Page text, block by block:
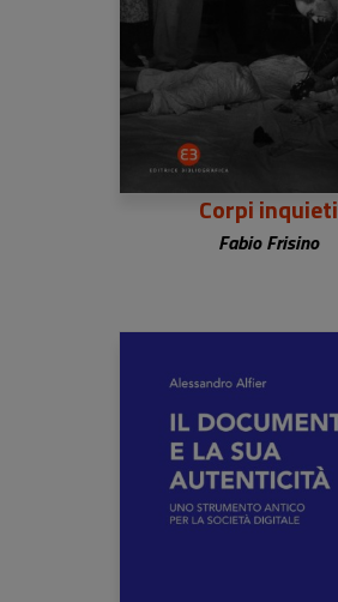
Corpi inquieti
Fabio Frisino